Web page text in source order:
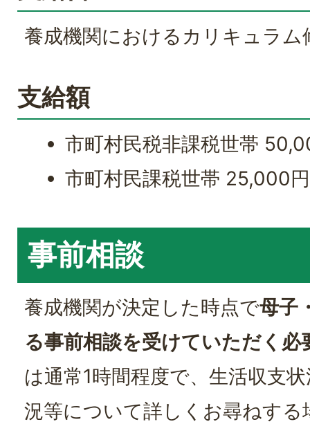
養成機関におけるカリキュラム
支給額
市町村民税非課税世帯
市町村民課税世帯 25,000円
事前相談
養成機関が決定した時点で母子
る事前相談を受けていただく必
は通常1時間程度で、生活収支
況等について詳しくお尋ねす